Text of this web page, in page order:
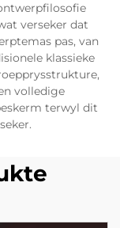
verseker dat
pas, van
klassieke
volledige
terwyl dit